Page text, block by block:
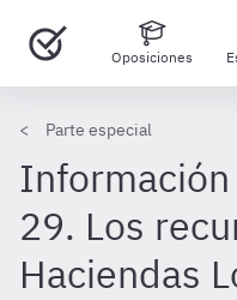
Oposiciones
Parte especial
29. Los
Haciendas